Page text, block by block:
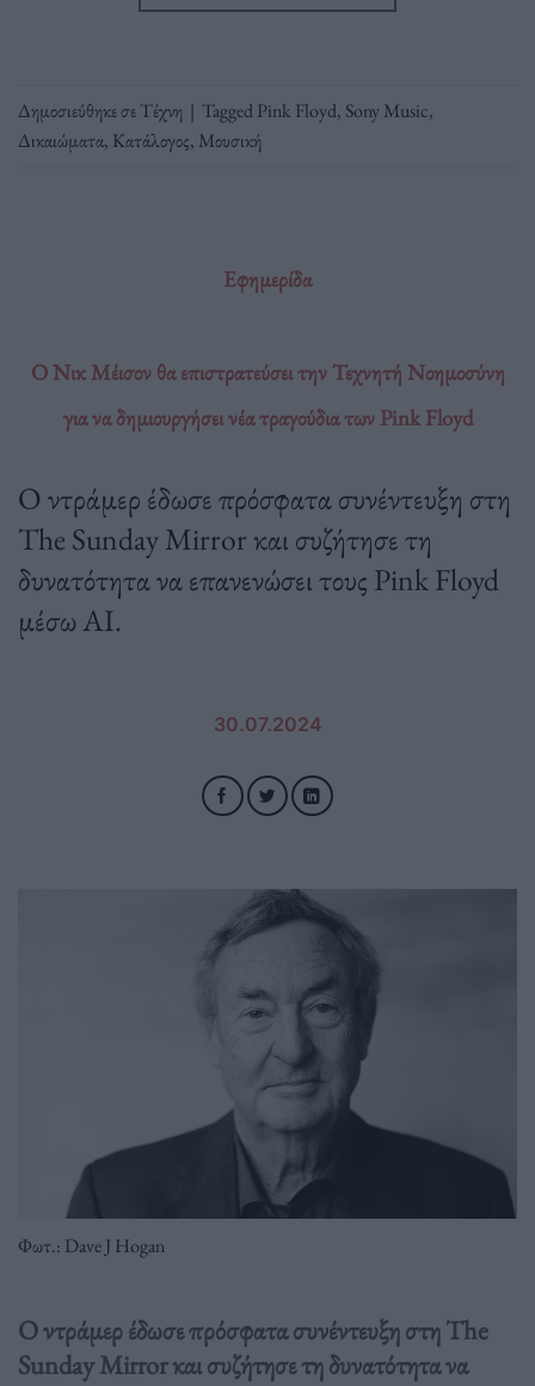
Δημοσιεύθηκε σεΤέχνη | TaggedPink Floyd, Sony Music,
Δικαιώματα, Κατάλογος, Μουσική
Εφημερίδα
Ο Νικ Μέισον θα επιστρατεύσει την Τεχνητή Νοημοσύνη
για να δημιουργήσει νέα τραγούδια των Pink Floyd
Ο ντράμερ έδωσε πρόσφατα συνέντευξη στη
The Sunday Mirror και συζήτησε τη
δυνατότητα να επανενώσει τους Pink Floyd
μέσω AI.
30.07.2024
Φωτ.: Dave J Hogan
Ο ντράμερ έδωσε πρόσφατα συνέντευξη στη The
Sunday Mirror και συζήτησε τη δυνατότητα να